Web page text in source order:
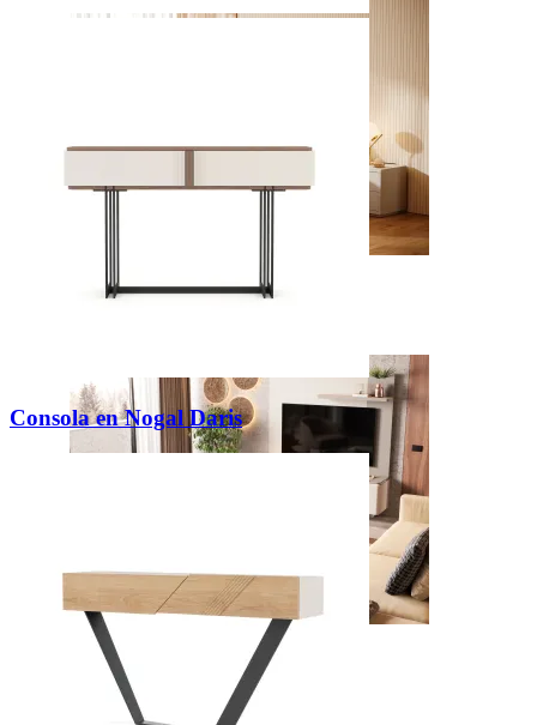
New
Zenit
Ver Piezas
Consola en Nogal Daris